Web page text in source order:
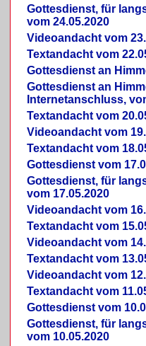
Gottesdienst, für
vom 24.05.2020
Videoandacht vom
Textandacht vom
Gottesdienst an
Gottesdienst an
Internetanschluss,
Textandacht vom
Videoandacht vom
Textandacht vom
Gottesdienst vom
Gottesdienst, für
vom 17.05.2020
Videoandacht vom
Textandacht vom
Videoandacht vom
Textandacht vom
Videoandacht vom
Textandacht vom
Gottesdienst vom
Gottesdienst, für
vom 10.05.2020